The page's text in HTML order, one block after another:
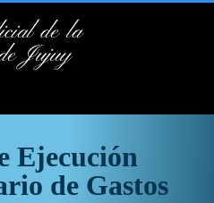
de la
Jujuy
Ejecución
de Gastos